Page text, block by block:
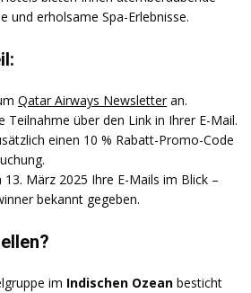
und erholsame Spa-Erlebnisse.
Qatar Airways Newsletteran.
Teilnahme über den Link in Ihrer E-Mail.
einen 10 % Rabatt-Promo-Code
13. März 2025 Ihre E-Mails im Blick –
bekannt gegeben.
im Indischen Ozean besticht